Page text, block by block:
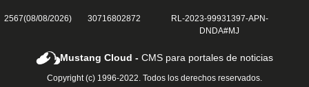
2567(08/08/2026) 30716802872
RL-2023-99931397-APN-
DNDA#MJ
Mustang Cloud -CMS para portales de noticias
Copyright (c) 1996-2022. Todos los derechos reservados.